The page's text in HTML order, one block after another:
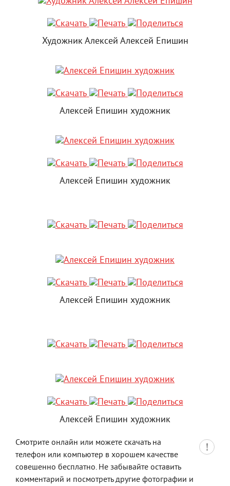
Художник Алексей Алексей Епишин
Алексей Епишин художник
Алексей Епишин художник
Алексей Епишин художник
Алексей Епишин художник
Смотрите онлайн или можете скачать на
телефон или компьютер в хорошем качестве
совешенно бесплатно. Не забывайте оставить
комментарий и посмотреть другие фотографии и